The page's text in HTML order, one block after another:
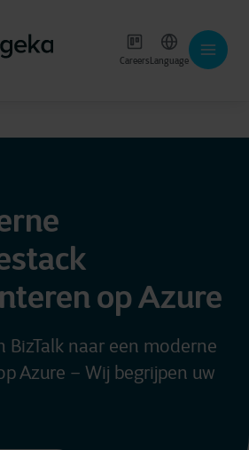
CareersLanguage
op Azure
BizTalk naar een moderne
Azure – Wij begrijpen uw